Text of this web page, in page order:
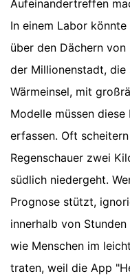
Aufeinandertreffen
In einem Labor
über den Dächern
der Millionenstadt,
Wärmeinsel, mit
Modelle müssen
erfassen. Oft
Regenschauer zwei
südlich niedergeht.
Prognose stützt,
innerhalb von
wie Menschen im
traten, weil die App